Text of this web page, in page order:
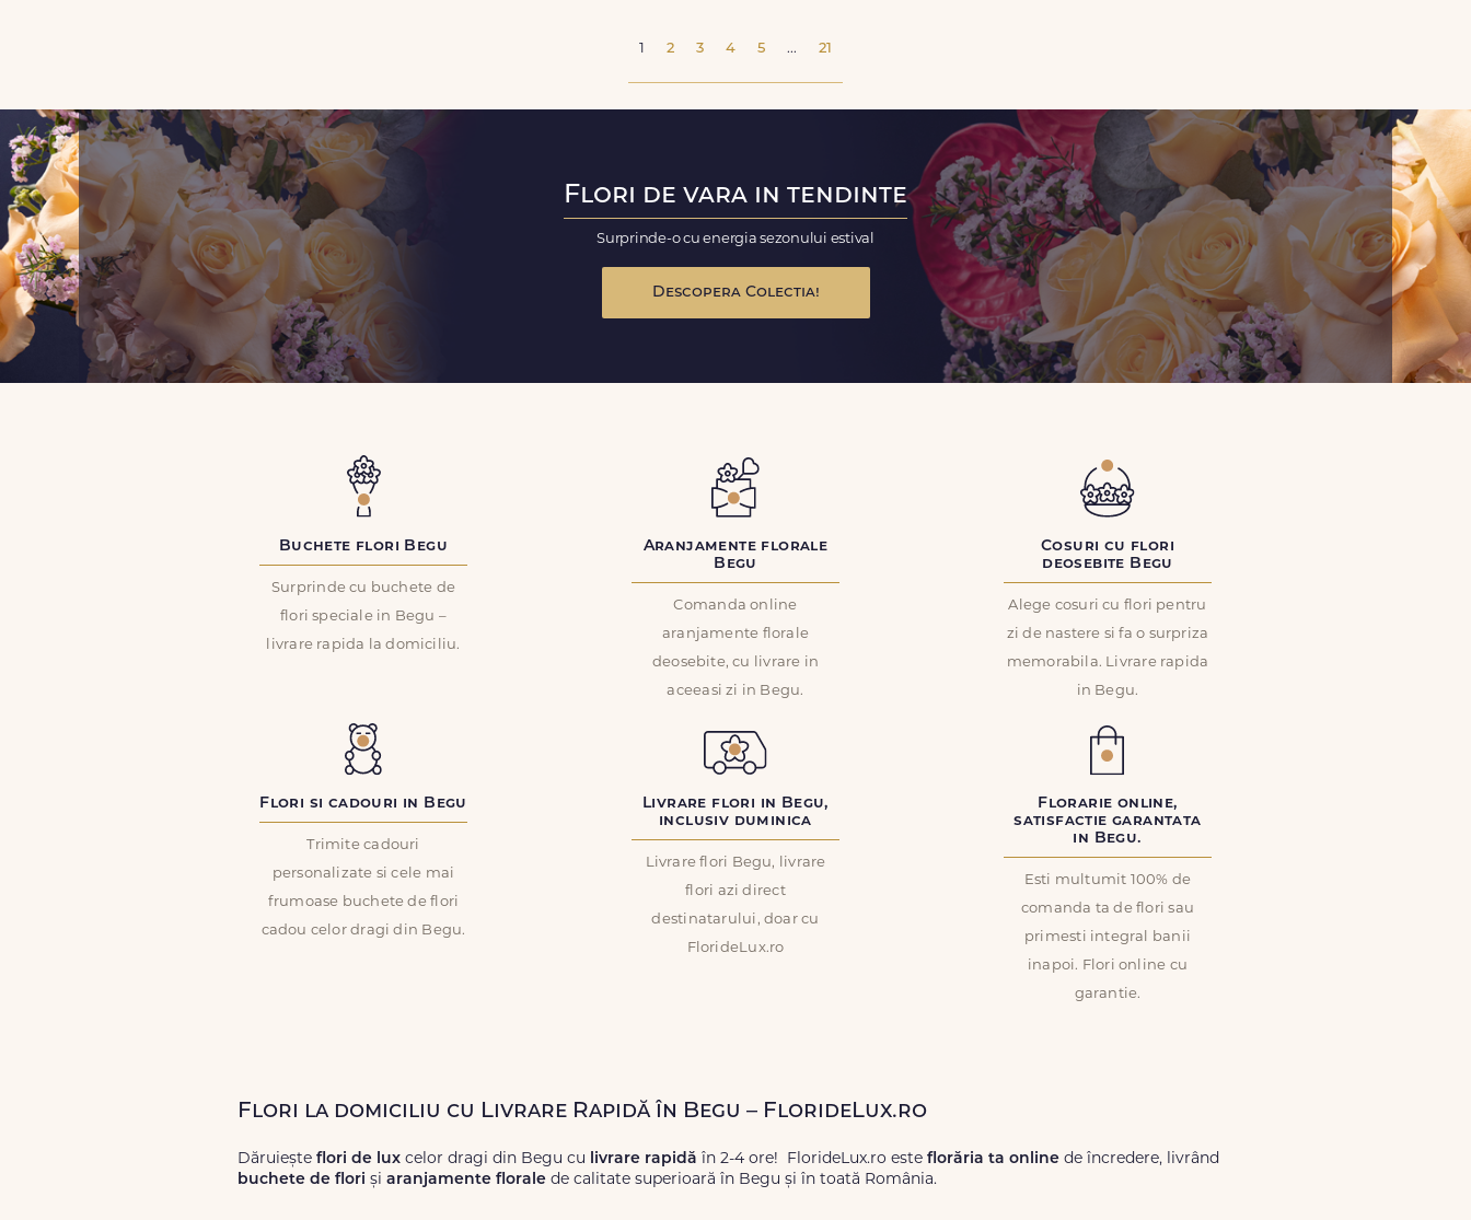
1 2 3 4 5 ... 21
Flori de vara in tendinte
Surprinde-o cu energia sezonului estival
Descopera Colectia!
Buchete flori Begu
Surprinde cu buchete de
flori speciale in Begu –
livrare rapida la domiciliu.
Aranjamente florale
Begu
Comanda online
aranjamente florale
deosebite, cu livrare in
aceeasi zi in Begu.
Cosuri cu flori
deosebite Begu
Alege cosuri cu flori pentru
zi de nastere si fa o surpriza
memorabila. Livrare rapida
in Begu.
Flori si cadouri in Begu
Trimite cadouri
personalizate si cele mai
frumoase buchete de flori
cadou celor dragi din Begu.
Livrare flori in Begu,
inclusiv duminica
Livrare flori Begu, livrare
flori azi direct
destinatarului, doar cu
FlorideLux.ro
Florarie online,
satisfactie garantata
in Begu.
Esti multumit 100% de
comanda ta de flori sau
primesti integral banii
inapoi. Flori online cu
garantie.
Flori la domiciliu cu Livrare Rapidă în Begu – FlorideLux.ro
Dăruiește flori de lux celor dragi din Begu cu livrare rapidă în 2-4 ore! FlorideLux.ro este florăria ta online de încredere, livrând
buchete de flori și aranjamente florale de calitate superioară în Begu și în toată România.